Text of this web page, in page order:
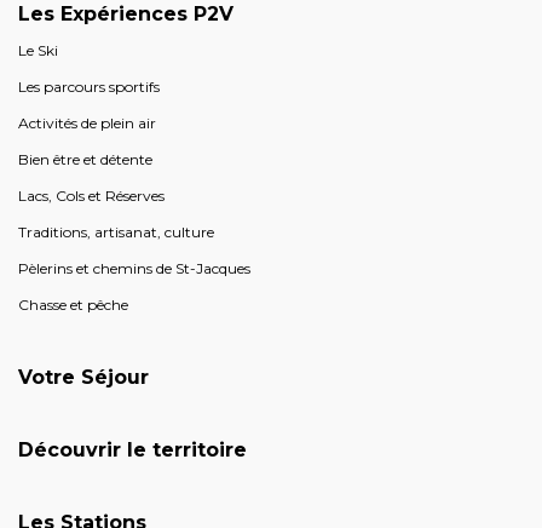
Les Expériences P2V
Le Ski
Les parcours sportifs
Activités de plein air
Bien être et détente
Lacs, Cols et Réserves
Traditions, artisanat, culture
Pèlerins et chemins de St-Jacques
Chasse et pêche
Votre Séjour
Découvrir le territoire
Les Stations